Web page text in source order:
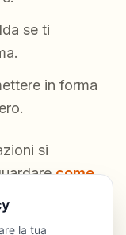
se ti
in forma
si
come
prodotto
lasciare fuori).
la tua